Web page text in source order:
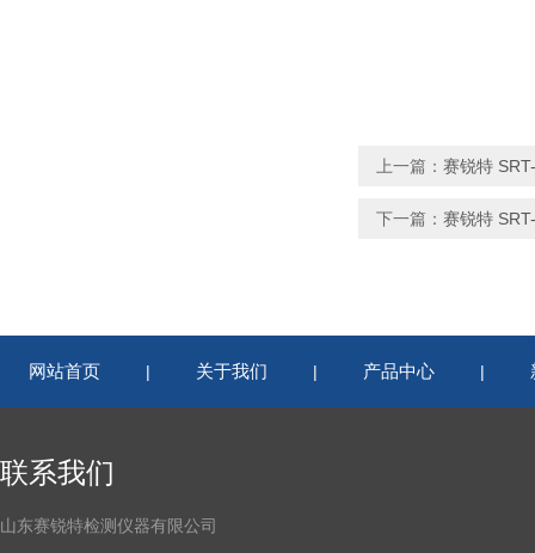
上一篇： 赛锐特
下一篇： 赛锐特
网站首页 | 关于我们 | 产品中心 |
联系我们
山东赛锐特检测仪器有限公司